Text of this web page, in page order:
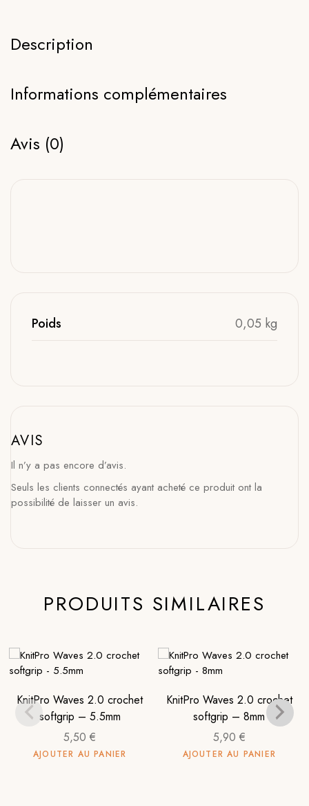
Description
Informations complémentaires
Avis (0)
Poids 0,05 kg
AVIS
Il n’y a pas encore d’avis.
Seuls les clients connectés ayant acheté ce produit ont la
possibilité de laisser un avis.
PRODUITS SIMILAIRES
KnitPro Waves 2.0 crochet
softgrip – 5.5mm
5,50€
AJOUTER AU PANIER
KnitPro Waves 2.0 crochet
softgrip – 8mm
5,90 €
AJOUTER AU PANIER